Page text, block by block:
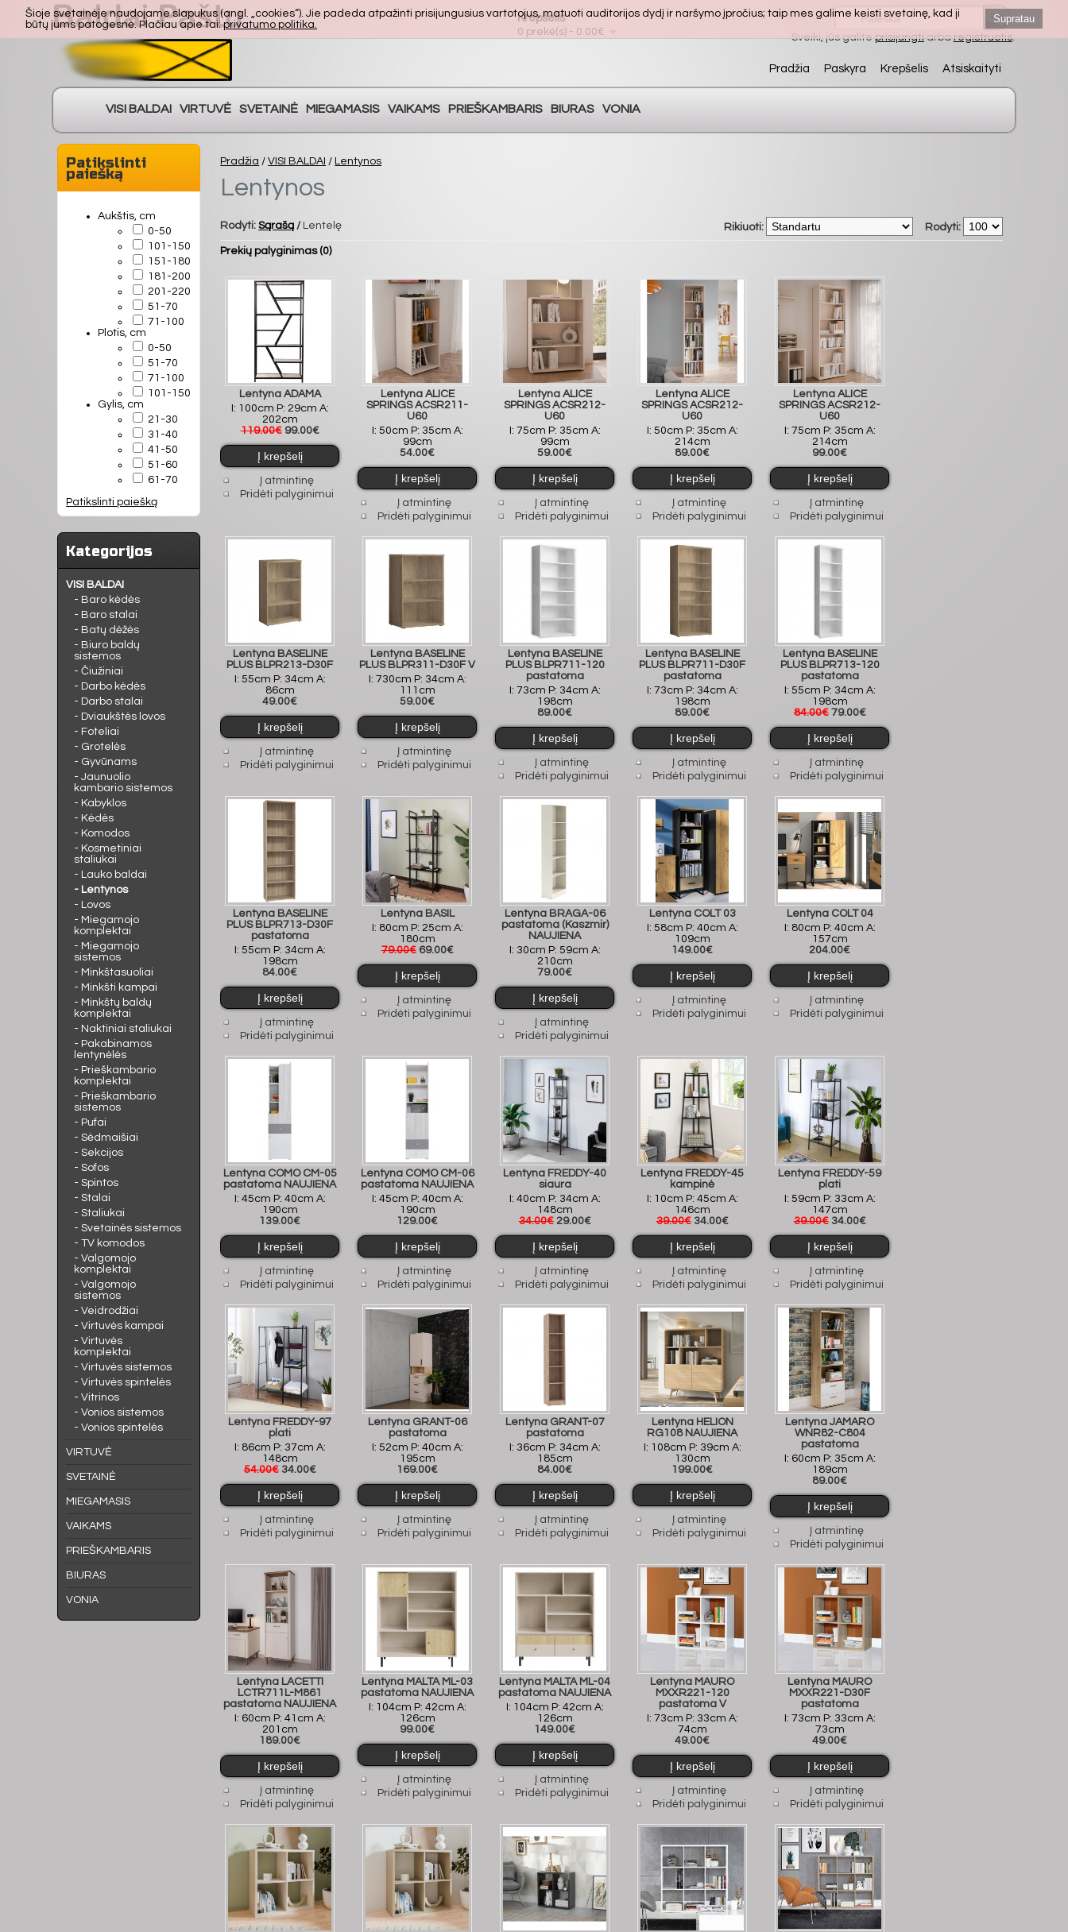
Krepšelis
0 prekė(s) - 0.00€ Sveiki, jūs galiteprisijungtiarbaregistruotis.
Pradžia Paskyra Krepšelis Atsiskaityti
VISI BALDAI VIRTUVĖ SVETAINĖ MIEGAMASIS VAIKAMS PRIEŠKAMBARIS BIURAS VONIA
Patikslinti
paiešką
Aukštis, cm
0-50
101-150
151-180
181-200
201-220
51-70
71-100
Plotis, cm
0-50
51-70
71-100
101-150
Gylis, cm
21-30
31-40
41-50
51-60
61-70
Patikslinti paiešką
Kategorijos
VISI BALDAI
- Baro kėdės
- Baro stalai
- Batų dėžės
- Biuro baldų
sistemos
- Čiužiniai
- Darbo kėdės
- Darbo stalai
- Dviaukštės lovos
- Foteliai
- Grotelės
- Gyvūnams
- Jaunuolio
kambario sistemos
- Kabyklos
- Kėdės
- Komodos
- Kosmetiniai
staliukai
- Lauko baldai
- Lentynos
- Lovos
- Miegamojo
komplektai
- Miegamojo
sistemos
- Minkštasuoliai
- Minkšti kampai
- Minkštų baldų
komplektai
- Naktiniai staliukai
- Pakabinamos
lentynėlės
- Prieškambario
komplektai
- Prieškambario
sistemos
- Pufai
- Sėdmaišiai
- Sekcijos
- Sofos
- Spintos
- Stalai
- Staliukai
- Svetainės sistemos
- TV komodos
- Valgomojo
komplektai
- Valgomojo
sistemos
- Veidrodžiai
- Virtuvės kampai
- Virtuvės
komplektai
- Virtuvės sistemos
- Virtuvės spintelės
- Vitrinos
- Vonios sistemos
- Vonios spintelės
VIRTUVĖ
SVETAINĖ
MIEGAMASIS
VAIKAMS
PRIEŠKAMBARIS
BIURAS
VONIA
Pradžia /VISI BALDAI / Lentynos
Lentynos
Rodyti: Sąrašą / Lentelę Rodyti:
Rikiuoti:
Prekių palyginimas (0)
Lentyna ADAMA
I: 100cm P: 29cm A:
202cm
119.00€ 99.00€
Į atmintinę
Pridėti palyginimui
Lentyna ALICE
SPRINGS ACSR211-
U60
I: 50cm P: 35cm A:
99cm
54.00€
Į atmintinę
Pridėti palyginimui
Lentyna ALICE
SPRINGS ACSR212-
U60
I: 75cm P: 35cm A:
99cm
59.00€
Į atmintinę
Pridėti palyginimui
Lentyna ALICE
SPRINGS ACSR212-
U60
I: 50cm P: 35cm A:
214cm
89.00€
Į atmintinę
Pridėti palyginimui
Lentyna ALICE
SPRINGS ACSR212-
U60
I: 75cm P: 35cm A:
214cm
99.00€
Į atmintinę
Pridėti palyginimui
Lentyna BASELINE
PLUS BLPR213-D30F
I: 55cm P: 34cm A:
86cm
49.00€
Į atmintinę
Pridėti palyginimui
Lentyna BASELINE
PLUS BLPR311-D30F V
I: 730cm P: 34cm A:
111cm
59.00€
Į atmintinę
Pridėti palyginimui
Lentyna BASELINE
PLUS BLPR711-120
pastatoma
I: 73cm P: 34cm A:
198cm
89.00€
Į atmintinę
Pridėti palyginimui
Lentyna BASELINE
PLUS BLPR711-D30F
pastatoma
I: 73cm P: 34cm A:
198cm
89.00€
Į atmintinę
Pridėti palyginimui
Lentyna BASELINE
PLUS BLPR713-120
pastatoma
I: 55cm P: 34cm A:
198cm
84.00€ 79.00€
Į atmintinę
Pridėti palyginimui
Lentyna BASELINE
PLUS BLPR713-D30F
pastatoma
I: 55cm P: 34cm A:
198cm
84.00€
Į atmintinę
Pridėti palyginimui
Lentyna BASIL
I: 80cm P: 25cm A:
180cm
79.00€ 69.00€
Į atmintinę
Pridėti palyginimui
Lentyna BRAGA-06
pastatoma (Kaszmir)
NAUJIENA
I: 30cm P: 59cm A:
210cm
79.00€
Į atmintinę
Pridėti palyginimui
Lentyna COLT 03
I: 58cm P: 40cm A:
109cm
149.00€
Į atmintinę
Pridėti palyginimui
Lentyna COLT 04
I: 80cm P: 40cm A:
157cm
204.00€
Į atmintinę
Pridėti palyginimui
Lentyna COMO CM-05
pastatoma NAUJIENA
I: 45cm P: 40cm A:
190cm
139.00€
Į atmintinę
Pridėti palyginimui
Lentyna COMO CM-06
pastatoma NAUJIENA
I: 45cm P: 40cm A:
190cm
129.00€
Į atmintinę
Pridėti palyginimui
Lentyna FREDDY-40
siaura
I: 40cm P: 34cm A:
148cm
34.00€ 29.00€
Į atmintinę
Pridėti palyginimui
Lentyna FREDDY-45
kampinė
I: 10cm P: 45cm A:
146cm
39.00€ 34.00€
Į atmintinę
Pridėti palyginimui
Lentyna FREDDY-59
plati
I: 59cm P: 33cm A:
147cm
39.00€ 34.00€
Į atmintinę
Pridėti palyginimui
Lentyna FREDDY-97
plati
I: 86cm P: 37cm A:
148cm
54.00€ 34.00€
Į atmintinę
Pridėti palyginimui
Lentyna GRANT-06
pastatoma
I: 52cm P: 40cm A:
195cm
169.00€
Į atmintinę
Pridėti palyginimui
Lentyna GRANT-07
pastatoma
I: 36cm P: 34cm A:
185cm
84.00€
Į atmintinę
Pridėti palyginimui
Lentyna HELION
RG108 NAUJIENA
I: 108cm P: 39cm A:
130cm
199.00€
Į atmintinę
Pridėti palyginimui
Lentyna JAMARO
WNR82-C804
pastatoma
I: 60cm P: 35cm A:
189cm
89.00€
Į atmintinę
Pridėti palyginimui
Lentyna LACETTI
LCTR711L-M861
pastatoma NAUJIENA
I: 60cm P: 41cm A:
201cm
189.00€
Į atmintinę
Pridėti palyginimui
Lentyna MALTA ML-03
pastatoma NAUJIENA
I: 104cm P: 42cm A:
126cm
99.00€
Į atmintinę
Pridėti palyginimui
Lentyna MALTA ML-04
pastatoma NAUJIENA
I: 104cm P: 42cm A:
126cm
149.00€
Į atmintinę
Pridėti palyginimui
Lentyna MAURO
MXXR221-120
pastatoma V
I: 73cm P: 33cm A:
74cm
49.00€
Į atmintinę
Pridėti palyginimui
Lentyna MAURO
MXXR221-D30F
pastatoma
I: 73cm P: 33cm A:
73cm
49.00€
Į atmintinę
Pridėti palyginimui
Supratau
Šioje svetainėje naudojame slapukus (angl. „cookies“). Jie padeda atpažinti prisijungusius vartotojus, matuoti auditorijos dydį ir naršymo įpročius; taip mes galime keisti svetainę, kad ji
būtų jums patogesnė. Plačiau apie tai:privatumo politika.